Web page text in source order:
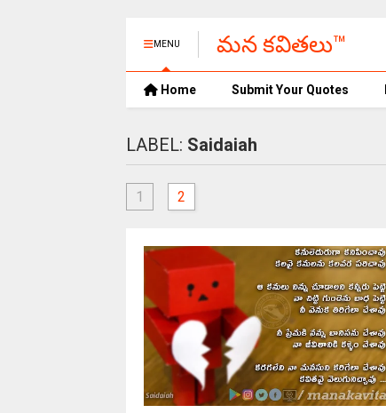
MENU మన కవితలు™
Home Submit Your Quotes
LABEL: Saidaiah
1 2